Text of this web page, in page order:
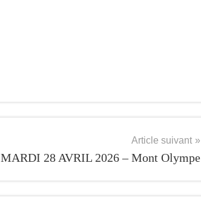
Article suivant
MARDI 28 AVRIL 2026 – Mont Olympe